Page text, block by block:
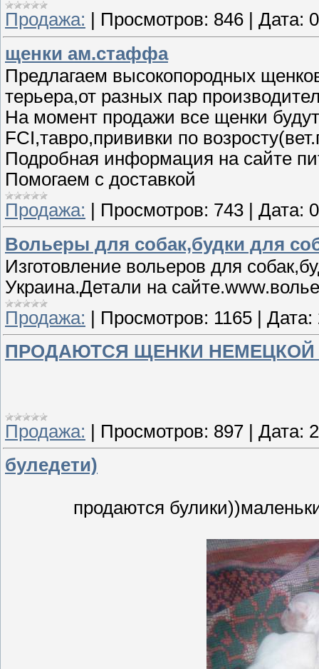
Продажа:
Просмотров: 846 Дата:
щенки ам.стаффа
Предлагаем высокопородных
терьера,от разных пар
На момент продажи все щенки
FCI,тавро,прививки по
Подробная информация на сайте
Помогаем с доставкой
Продажа:
Просмотров: 743 Дата:
Вольеры для собак,будки для
Изготовление вольеров для
Украина.Детали на
Продажа: | Просмотров: 1165 | Дата:
ПРОДАЮТСЯ ЩЕНКИ НЕМЕЦКОЙ
Продажа: | Просмотров: 897 | Дата:
буледети)
продаются